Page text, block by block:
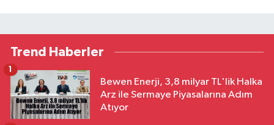
Trend Haberler
Bewen Enerji, 3,8 milyar TL'lik Halka
Arz ile Sermaye Piyasalarına Adım
Atıyor
1